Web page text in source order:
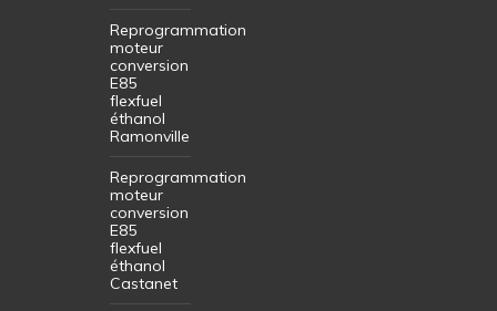
Reprogrammation
moteur
conversion
E85
flexfuel
éthanol
Ramonville
Reprogrammation
moteur
conversion
E85
flexfuel
éthanol
Castanet